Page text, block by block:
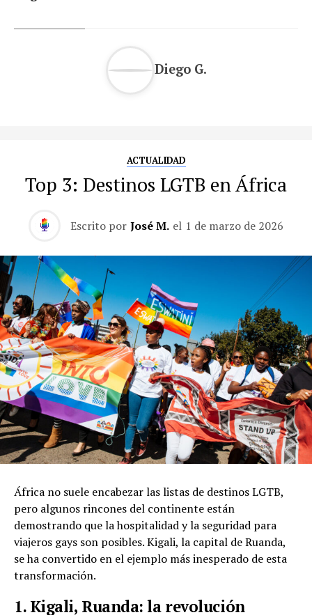
Diego G.
ACTUALIDAD
Top 3: Destinos LGTB en África
Escrito por José M. el 1 de marzo de 2026
África no suele encabezar las listas de destinos LGTB,
pero algunos rincones del continente están
demostrando que la hospitalidad y la seguridad para
viajeros gays son posibles. Kigali, la capital de Ruanda,
se ha convertido en el ejemplo más inesperado de esta
transformación.
1. Kigali, Ruanda: la revolución